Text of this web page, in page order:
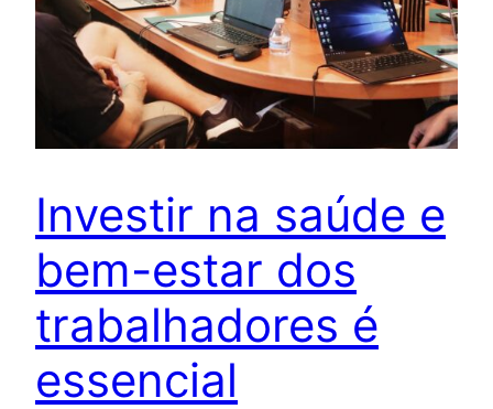
Investir na saúde e
bem-estar dos
trabalhadores é
essencial